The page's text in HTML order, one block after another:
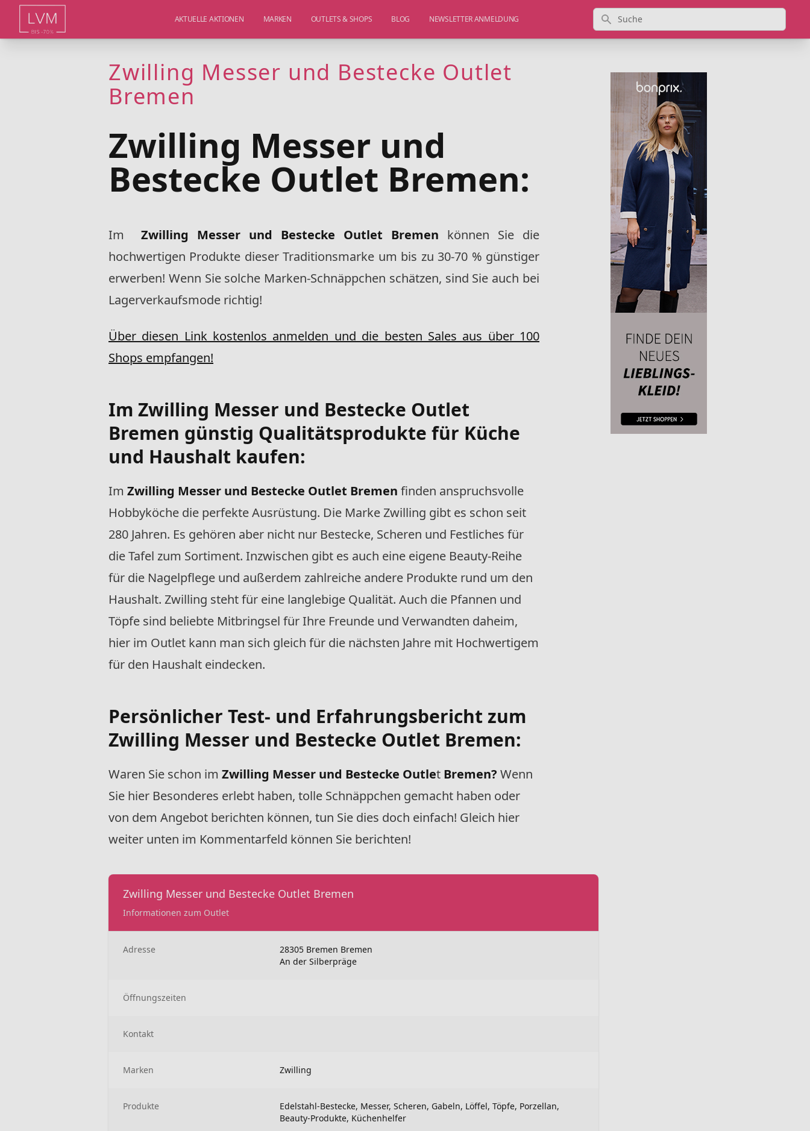
AKTUELLE AKTIONEN MARKEN OUTLETS & SHOPS BLOG NEWSLETTER ANMELDUNG Suche
Zwilling Messer und Bestecke Outlet
Bremen
Zwilling Messer und
Bestecke Outlet Bremen:
Im Zwilling Messer und Bestecke Outlet Bremen können Sie die
hochwertigen Produkte dieser Traditionsmarke um bis zu 30-70 % günstiger
erwerben! Wenn Sie solche Marken-Schnäppchen schätzen, sind Sie auch bei
Lagerverkaufsmode richtig!
Über diesen Link kostenlos anmelden und die besten Sales aus über 100
Shops empfangen!
Im Zwilling Messer und Bestecke Outlet
Bremen günstig Qualitätsprodukte für Küche
und Haushalt kaufen:
Im Zwilling Messer und Bestecke Outlet Bremen finden anspruchsvolle
Hobbyköche die perfekte Ausrüstung. Die Marke Zwilling gibt es schon seit
280 Jahren. Es gehören aber nicht nur Bestecke, Scheren und Festliches für
die Tafel zum Sortiment. Inzwischen gibt es auch eine eigene Beauty-Reihe
für die Nagelpflege und außerdem zahlreiche andere Produkte rund um den
Haushalt. Zwilling steht für eine langlebige Qualität. Auch die Pfannen und
Töpfe sind beliebte Mitbringsel für Ihre Freunde und Verwandten daheim,
hier im Outlet kann man sich gleich für die nächsten Jahre mit Hochwertigem
für den Haushalt eindecken.
Persönlicher Test- und Erfahrungsbericht zum
Zwilling Messer und Bestecke Outlet Bremen:
Waren Sie schon im Zwilling Messer und Bestecke Outlet Bremen? Wenn
Sie hier Besonderes erlebt haben, tolle Schnäppchen gemacht haben oder
von dem Angebot berichten können, tun Sie dies doch einfach! Gleich hier
weiter unten im Kommentarfeld können Sie berichten!
Zwilling Messer und Bestecke Outlet Bremen
Informationen zum Outlet
Adresse
28305 Bremen Bremen
An der Silberpräge
Öffnungszeiten
Kontakt
Marken Zwilling
Produkte
Edelstahl-Bestecke, Messer, Scheren, Gabeln, Löffel, Töpfe, Porzellan,
Beauty-Produkte, Küchenhelfer